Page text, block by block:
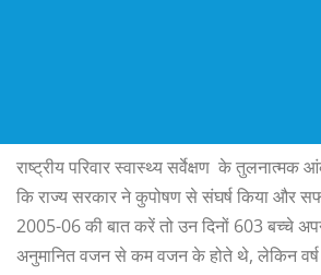
राष्ट्रीय परिवार स्वास्थ्य सर्वेक्षण के तुलनात्मक
कि राज्य सरकार ने कुपोषण से संघर्ष किया और
2005-06 की बात करें तो उन दिनों 603 बच्चे
अनुमानित वजन से कम वजन के होते थे, लेकिन